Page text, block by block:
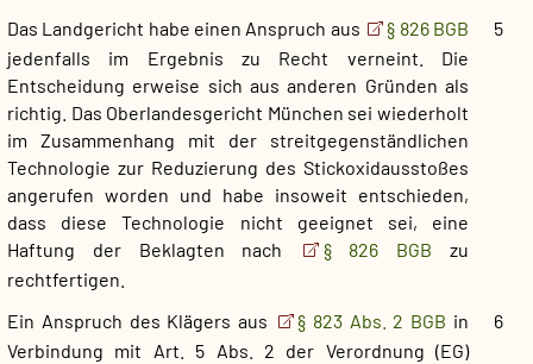
5
Das Landgericht habe einen Anspruch aus
§ 826 BGB
jedenfalls im Ergebnis zu Recht verneint. Die
Entscheidung erweise sich aus anderen Gründen als
richtig. Das Oberlandesgericht München sei wiederholt
im Zusammenhang mit der streitgegenständlichen
Technologie zur Reduzierung des Stickoxidausstoßes
angerufen worden und habe insoweit entschieden,
dass diese Technologie nicht geeignet sei, eine
Haftung der Beklagten nach
§ 826 BGBzu
rechtfertigen.
6
Ein Anspruch des Klägers aus § 823 Abs. 2 BGB in
Verbindung mit Art. 5 Abs. 2 der Verordnung (EG)